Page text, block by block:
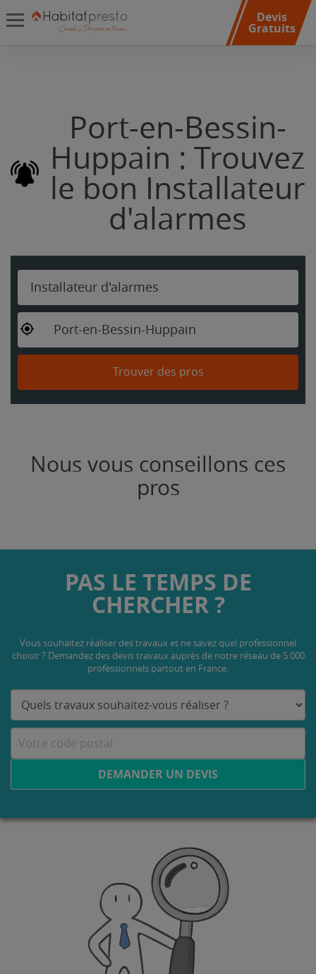
Devis
Gratuits
Port-en-Bessin-
Huppain : Trouvez
le bon Installateur
d'alarmes
Installateur d'alarmes
Port-en-Bessin-Huppain
Trouver des pros
Nous vous conseillons ces
pros
PAS LE TEMPS DE
CHERCHER ?
Vous souhaitez réaliser des travaux et ne savez quel professionnel
choisir ? Demandez des devis travaux auprès de notre réseau de 5 000
professionnels partout en France.
DEMANDER UN DEVIS